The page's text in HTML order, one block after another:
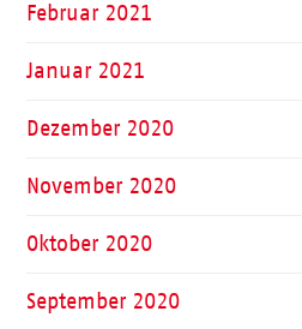
Februar 2021
Januar 2021
Dezember 2020
November 2020
Oktober 2020
September 2020